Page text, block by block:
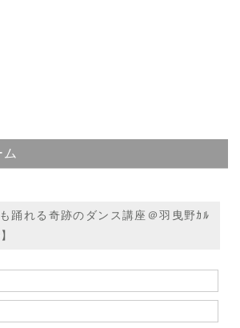
踊れる奇跡のダンス講座＠羽曳野ｶﾙ